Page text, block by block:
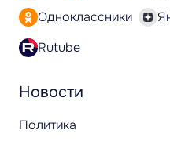
Новости
Политика
Одноклассники
Rutube